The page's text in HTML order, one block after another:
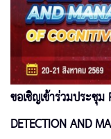
ขอเชิญเข้าร่วมประชุม
DETECTION AND